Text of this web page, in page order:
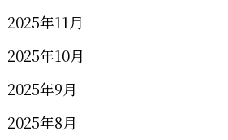
2025年11月
2025年10月
2025年9月
2025年8月